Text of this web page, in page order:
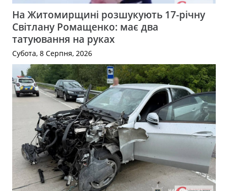
На Житомирщині розшукують 17-річну
Світлану Ромащенко: має два
татуювання на руках
Субота, 8 Серпня, 2026